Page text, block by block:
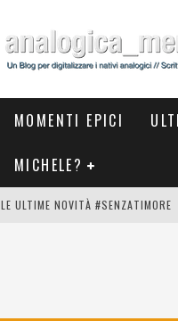
MOMENTI EPICI
MICHELE?
LE ULTIME NOVITÀ #SENZATIMORE